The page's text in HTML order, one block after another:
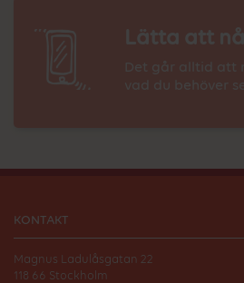
Lätta att nå
Det går alltid att
vad du behöver
KONTAKT
Magnus Ladulåsgatan 22
118 66 Stockholm